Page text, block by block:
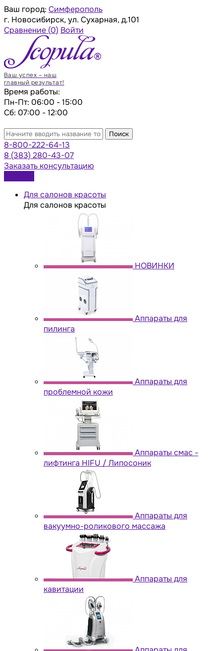
Ваш город: Симферополь
г. Новосибирск, ул. Сухарная, д.101
Сравнение (0) Войти
Ваш успех – наш
главный результат!
Время работы:
Пн-Пт: 06:00 - 15:00
Сб: 07:00 - 12:00
Поиск
8-800-222-64-13
8 (383) 280-43-07
Заказать консультацию
Для салонов красоты
Для салонов красоты
НОВИНКИ
Аппараты для
пилинга
Аппараты для
проблемной кожи
Аппараты cмас -
лифтинга HIFU / Липосоник
Аппараты для
вакуумно-роликового массажа
Аппараты для
кавитации